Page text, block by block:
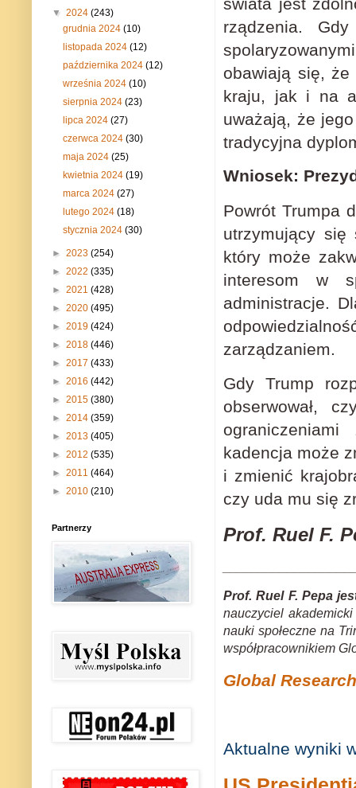
rządzenia.
obawiają się, że
kraju, jak i na
uważają, że
tradycyjna
Wniosek:
Powrót Trumpa
utrzymujący się
który może
interesom w
administracje.
zarządzaniem.
Gdy Trump
obserwował,
kadencja może
i zmienić
czy uda mu się
Prof. Ruel F.
Prof. Ruel F. Pepa
nauczyciel
nauki społeczne na
współpracownikiem
Global Research
Aktualne wyniki
▼ 2024 (243)
grudnia 2024(10)
listopada 2024(12)
października 2024(12)
września 2024(10)
sierpnia 2024(23)
lipca 2024(27)
czerwca 2024(30)
maja 2024(25)
kwietnia 2024(19)
marca 2024(27)
lutego 2024(18)
stycznia 2024(30)
► 2023 (254)
► 2022 (335)
► 2021 (428)
► 2020 (495)
► 2019 (424)
► 2018 (446)
► 2017 (433)
► 2016 (442)
► 2015 (380)
► 2014 (359)
► 2013 (405)
► 2012 (535)
► 2011 (464)
► 2010 (210)
Partnerzy